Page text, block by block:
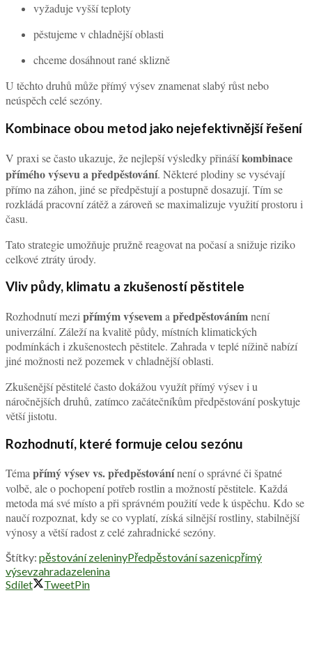
vyžaduje vyšší teploty
pěstujeme v chladnější oblasti
chceme dosáhnout rané sklizně
U těchto druhů může přímý výsev znamenat slabý růst nebo
neúspěch celé sezóny.
Kombinace obou metod jako nejefektivnější řešení
V praxi se často ukazuje, že nejlepší výsledky přinášíkombinace
přímého výsevu a předpěstování. Některé plodiny se vysévají
přímo na záhon, jiné se předpěstují a postupně dosazují. Tím se
rozkládá pracovní zátěž a zároveň se maximalizuje využití prostoru i
času.
Tato strategie umožňuje pružně reagovat na počasí a snižuje riziko
celkové ztráty úrody.
Vliv půdy, klimatu a zkušeností pěstitele
Rozhodnutí mezi přímým výsevema předpěstovánímnení
univerzální. Záleží na kvalitě půdy, místních klimatických
podmínkách i zkušenostech pěstitele. Zahrada v teplé nížině nabízí
jiné možnosti než pozemek v chladnější oblasti.
Zkušenější pěstitelé často dokážou využít přímý výsev i u
náročnějších druhů, zatímco začátečníkům předpěstování poskytuje
větší jistotu.
Rozhodnutí, které formuje celou sezónu
Téma přímý výsev vs. předpěstovánínení o správné či špatné
volbě, ale o pochopení potřeb rostlin a možností pěstitele. Každá
metoda má své místo a při správném použití vede k úspěchu. Kdo se
naučí rozpoznat, kdy se co vyplatí, získá silnější rostliny, stabilnější
výnosy a větší radost z celé zahradnické sezóny.
Štítky: pěstování zeleninyPředpěstování sazenicpřímý
výsevzahradazelenina
Sdílet
TweetPin